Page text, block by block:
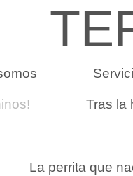
Tras la
La perrita que